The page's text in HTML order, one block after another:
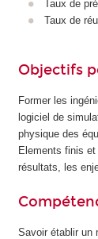
Taux de
Taux de
Objectifs
Former les
logiciel de
physique des
Elements finis
résultats, les
Savoir établir un